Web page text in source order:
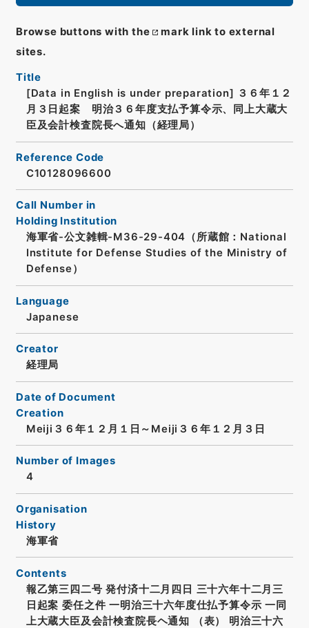
Browse buttons with the
mark link to external
sites.
Title
[Data in English is under preparation]
３６年１２
月３日起案 明治３６年度支払予算令示、同上大蔵大
臣及会計検査院長へ通知（経理局）
Reference Code
C10128096600
Call Number in
Holding Institution
海軍省-公文雑輯-M36-29-404（所蔵館：National
Institute for Defense Studies of the Ministry of
Defense）
Language
Japanese
Creator
経理局
Date of Document
Creation
Meiji３６年１２月１日～Meiji３６年１２月３日
Number of Images
4
Organisation
History
海軍省
Contents
報乙第三四二号 発付済十二月四日 三十六年十二月三
日起案 委任之件 一明治三十六年度仕払予算令示 一同
上大蔵大臣及会計検査院長ヘ通知 （表） 明治三十六